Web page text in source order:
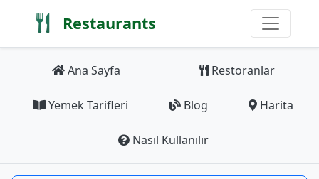
Restaurants
Ana Sayfa Restoranlar
Yemek Tarifleri Blog Harita
Nasıl Kullanılır